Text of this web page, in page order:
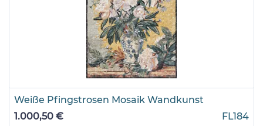
Weiße Pfingstrosen Mosaik Wandkunst
1.000,50 €
FL184